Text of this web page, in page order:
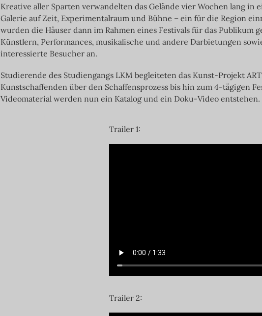
Kreative aller Sparten verwandelten das Gelände vier Wochen lang in
Galerie auf Zeit, Experimentalraum und Bühne – ein für die Region
wurden die Häuser dann im Rahmen eines Festivals für das Publikum
Künstlern, Performances, musikalische und andere Darbietungen
interessierte Besucher an.
Studierende des Studiengangs LKM begleiteten das Kunst-Projekt
Kunstschaffenden über den Schaffensprozess bis hin zum 4-tägigen
Videomaterial werden nun ein Katalog und ein Doku-Video entstehen.
Trailer 1:
Trailer 2: